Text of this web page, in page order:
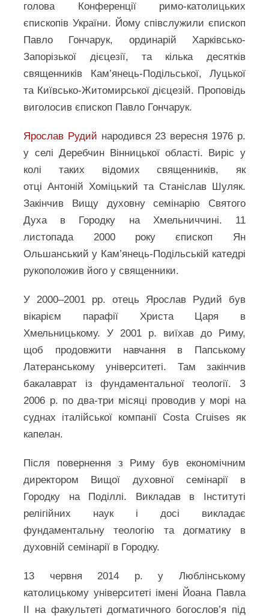
голова Конференції римо-католицьких
єпископів України. Йому співслужили єпископ
Павло Гончарук, ординарій Харківсько-
Запорізької дієцезії, та кілька десятків
священників Кам’янець-Подільської, Луцької
та Київсько-Житомирської дієцезій. Проповідь
виголосив єпископ Павло Гончарук.
Ярослав Рудий народився 23 вересня 1976 р.
у селі Деребчин Вінницької області. Виріс у
колі таких відомих священників, як
отці Антоній Хоміцький та Станіслав Шуляк.
Закінчив Вищу духовну семінарію Святого
Духа в Городку на Хмельниччині. 11
листопада 2000 року єпископ Ян
Ольшанський у Кам’янець-Подільській катедрі
рукоположив його у священники.
У 2000–2001 рр. отець Ярослав Рудий був
вікарієм парафії Христа Царя в
Хмельницькому. У 2001 р. виїхав до Риму,
щоб продовжити навчання в Папському
Латеранському університеті. Там закінчив
бакалаврат із фундаментальної теології. З
2006 р. по два-три місяці проводив у морі на
суднах італійської компанії Costa Cruises як
капелан.
Після повернення з Риму був економічним
директором Вищої духовної семінарії в
Городку на Поділлі. Викладав в Інституті
релігійних наук і досі викладає
фундаментальну теологію та догматику в
духовній семінарії в Городку.
13 червня 2014 р. у Люблінському
католицькому університеті імені Йоана Павла
ІІ на факультеті догматичного богослов’я під